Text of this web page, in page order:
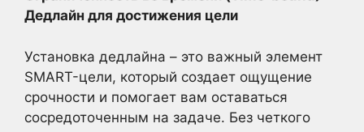
Дедлайн для достижения цели
Установка дедлайна – это важный элемент
SMART-цели, который создает ощущение
срочности и помогает вам оставаться
сосредоточенным на задаче. Без четкого